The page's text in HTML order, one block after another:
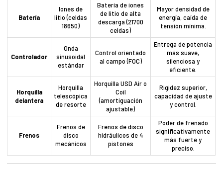
Batería
Iones de
litio (celdas
18650)
Batería de iones
de litio de alta
descarga (21700
celdas)
Mayor densidad de
energía, caída de
tensión mínima.
Controlador
Onda
sinusoidal
estándar
Control orientado
al campo (FOC)
Entrega de potencia
más suave,
silenciosa y
eficiente.
Horquilla
delantera
Horquilla
telescópica
de resorte
Horquilla USD Air o
Coil
(amortiguación
ajustable)
Rigidez superior,
capacidad de ajuste
y control.
Frenos
Frenos de
disco
mecánicos
Frenos de disco
hidráulicos de 4
pistones
Poder de frenado
significativamente
más fuerte y
preciso.